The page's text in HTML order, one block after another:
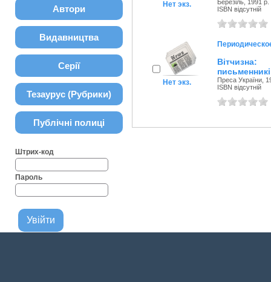
Автори
Видавництва
Серії
Тезаурус (Рубрики)
Публічні полиці
Штрих-код
Пароль
Нет экз.
Березіль, 1991 р.
ISBN відсутній
Нет экз.
Преса України,
ISBN відсутній